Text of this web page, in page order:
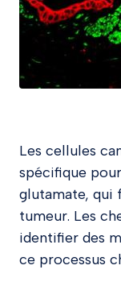
Les cellules
spécifique
glutamate, qui
tumeur. Les
identifier des
ce processus